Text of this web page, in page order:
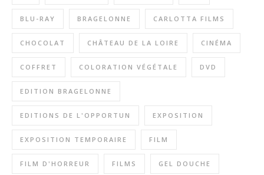
BLU-RAY BRAGELONNE CARLOTTA FILMS
CHOCOLAT CHÂTEAU DE LA LOIRE CINÉMA
COFFRET COLORATION VÉGÉTALE DVD
EDITION BRAGELONNE
EDITIONS DE L'OPPORTUN EXPOSITION
EXPOSITION TEMPORAIRE FILM
FILM D'HORREUR FILMS GEL DOUCHE